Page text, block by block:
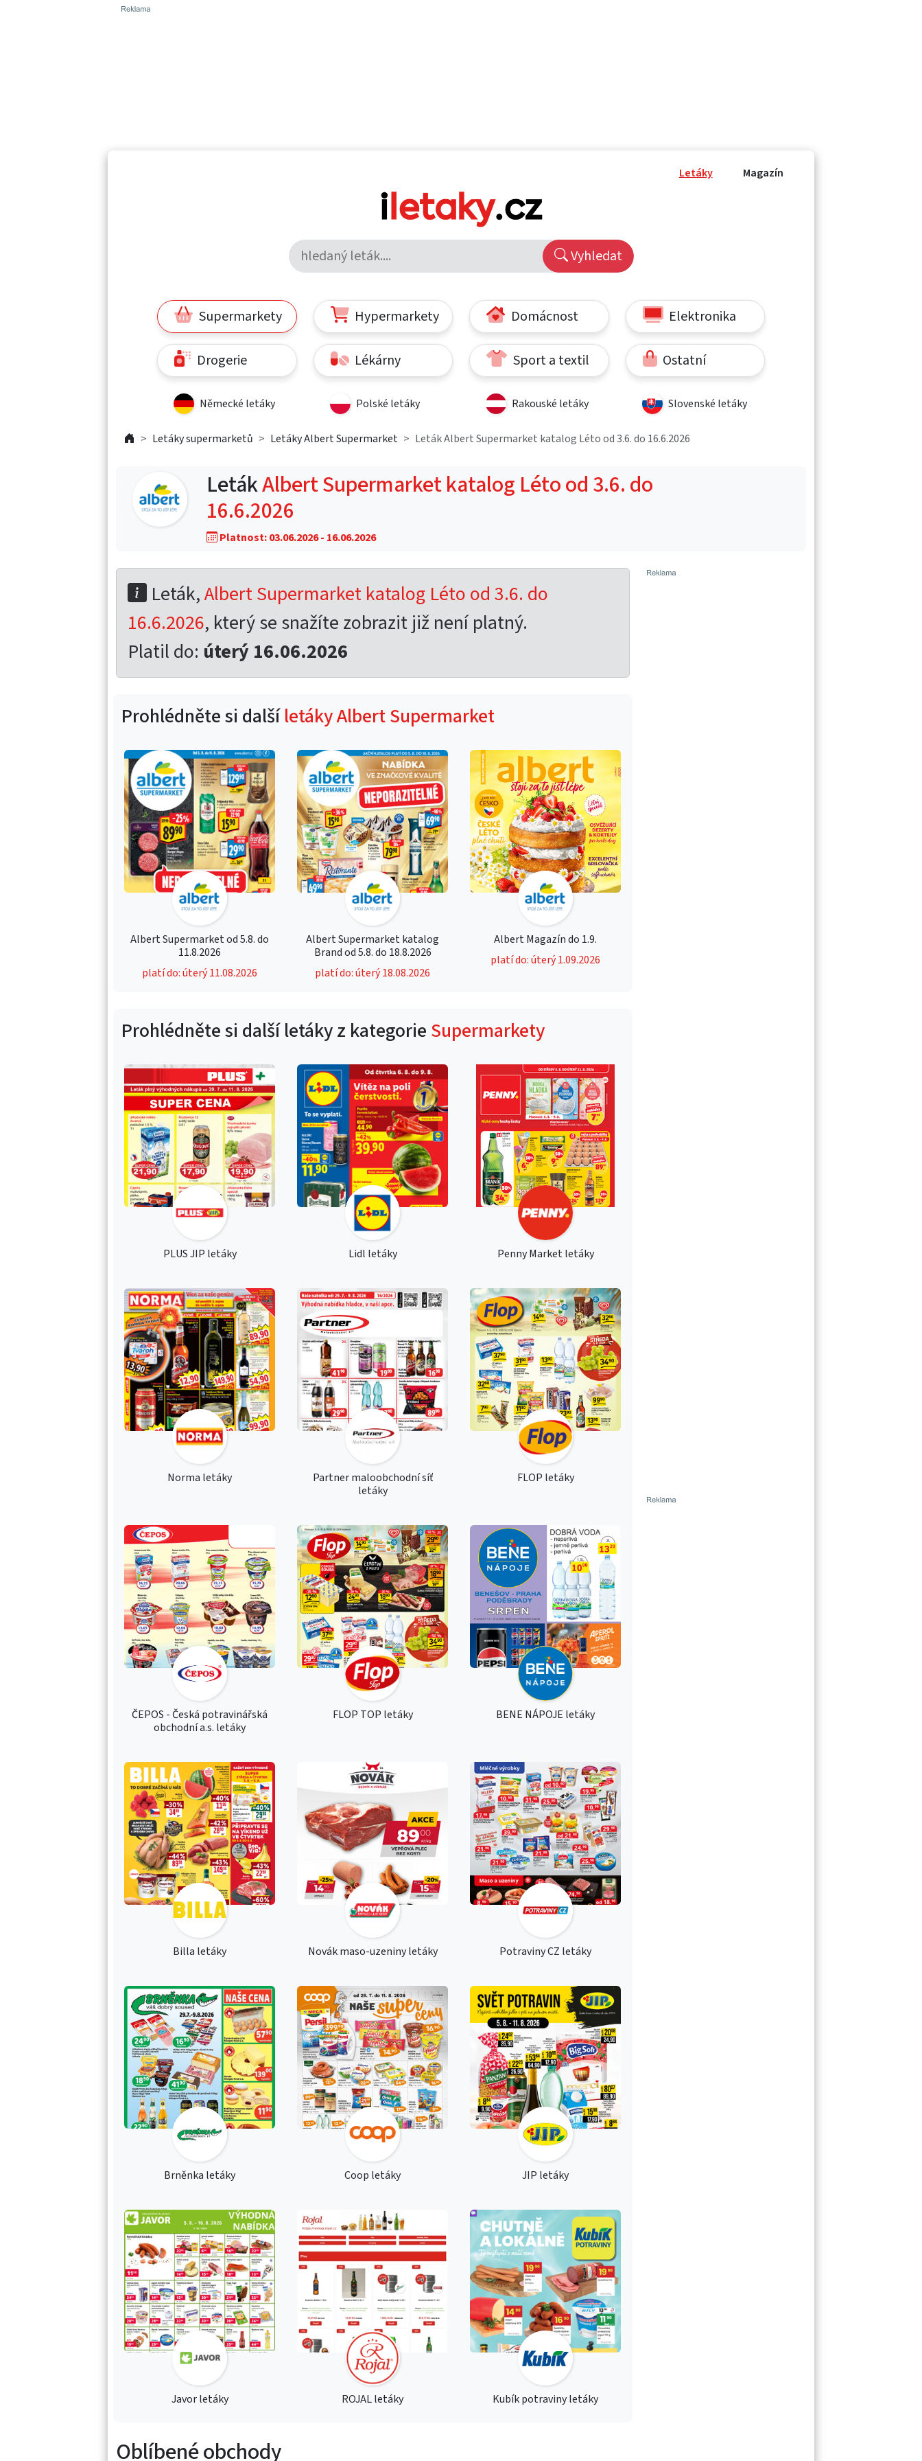
Letáky Magazín
Vyhledat
Supermarkety Hypermarkety Domácnost Elektronika
Drogerie Lékárny Sport a textil Ostatní
Německé letáky Polské letáky Rakouské letáky Slovenské letáky
Letáky supermarketů Letáky Albert Supermarket Leták Albert Supermarket katalog Léto od 3.6. do 16.6.2026
LetákAlbert Supermarket katalog Léto od 3.6. do
16.6.2026
Platnost: 03.06.2026 - 16.06.2026
Leták,Albert Supermarket katalog Léto od 3.6. do
16.6.2026, který se snažíte zobrazit již není platný.
Platil do: úterý 16.06.2026
Prohlédněte si dalšíletáky Albert Supermarket
Albert Supermarket od 5.8. do
11.8.2026
platí do: úterý 11.08.2026
Albert Supermarket katalog
Brand od 5.8. do 18.8.2026
platí do: úterý 18.08.2026
Albert Magazín do 1.9.
platí do: úterý 1.09.2026
Prohlédněte si další letáky z kategorie Supermarkety
PLUS JIP letáky Lidl letáky Penny Market letáky
Norma letáky
Partner maloobchodní síť
letáky
FLOP letáky
ČEPOS - Česká potravinářská
obchodní a.s. letáky
FLOP TOP letáky BENE NÁPOJE letáky
Billa letáky Novák maso-uzeniny letáky Potraviny CZ letáky
Brněnka letáky Coop letáky JIP letáky
Javor letáky ROJAL letáky Kubík potraviny letáky
Oblíbené obchody